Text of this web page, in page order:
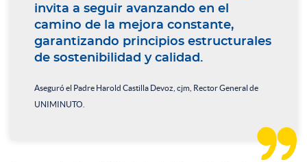
invita a seguir avanzando en el
camino de la mejora constante,
garantizando principios estructurales
de sostenibilidad y calidad.
Aseguró el Padre Harold Castilla Devoz, cjm, Rector General de
UNIMINUTO.
